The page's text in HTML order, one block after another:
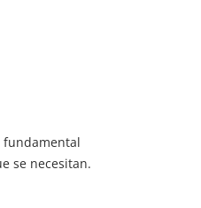
fundamental
se necesitan.